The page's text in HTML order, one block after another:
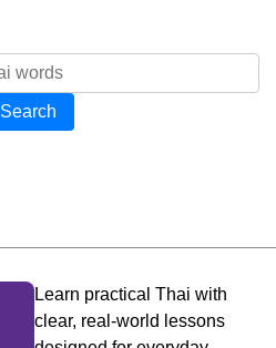
Search
Learn practical Thai with
clear, real-world lessons